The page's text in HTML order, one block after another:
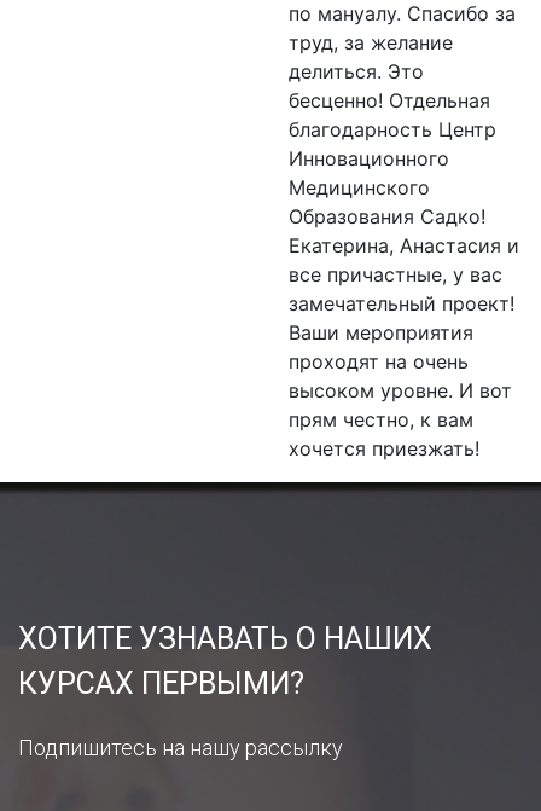
по мануалу. Спасибо за
труд, за желание
делиться. Это
бесценно! Отдельная
благодарность Центр
Инновационного
Медицинского
Образования Садко!
Екатерина, Анастасия и
все причастные, у вас
замечательный проект!
Ваши мероприятия
проходят на очень
высоком уровне. И вот
прям честно, к вам
хочется приезжать!
ХОТИТЕ УЗНАВАТЬ О НАШИХ
КУРСАХ ПЕРВЫМИ?
Подпишитесь на нашу рассылку